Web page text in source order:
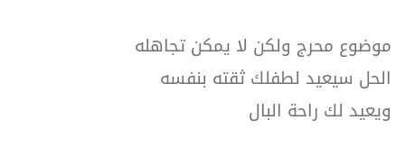
موضوع محرج ولكن لا يمكن تجاهله
الحل سيعيد لطفلك ثقته بنفسه
ويعيد لك راحة البال